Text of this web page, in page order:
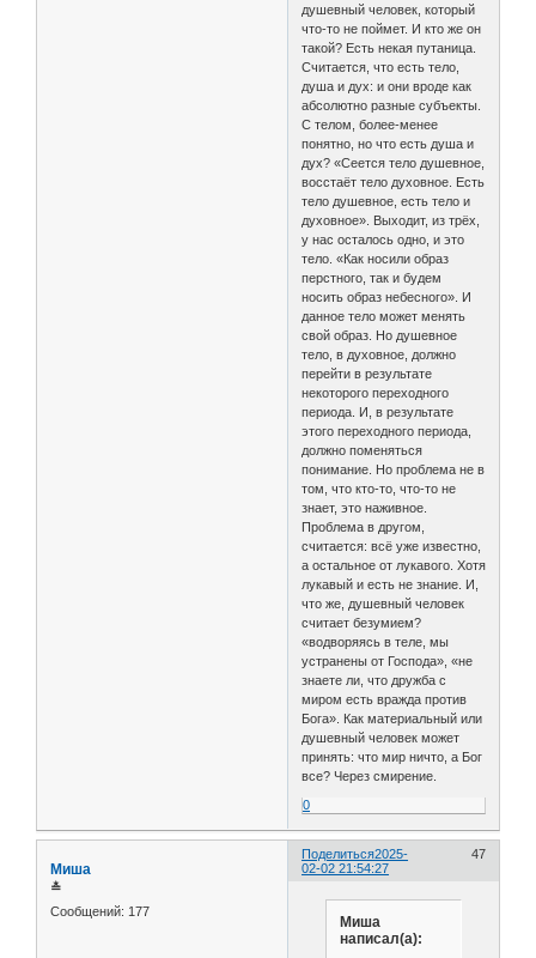
душевный человек, который
что-то не поймет. И кто же он
такой? Есть некая путаница.
Считается, что есть тело,
душа и дух: и они вроде как
абсолютно разные субъекты.
С телом, более-менее
понятно, но что есть душа и
дух? «Сеется тело душевное,
восстаёт тело духовное. Есть
тело душевное, есть тело и
духовное». Выходит, из трёх,
у нас осталось одно, и это
тело. «Как носили образ
перстного, так и будем
носить образ небесного». И
данное тело может менять
свой образ. Но душевное
тело, в духовное, должно
перейти в результате
некоторого переходного
периода. И, в результате
этого переходного периода,
должно поменяться
понимание. Но проблема не в
том, что кто-то, что-то не
знает, это наживное.
Проблема в другом,
считается: всё уже известно,
а остальное от лукавого. Хотя
лукавый и есть не знание. И,
что же, душевный человек
считает безумием?
«водворяясь в теле, мы
устранены от Господа», «не
знаете ли, что дружба с
миром есть вражда против
Бога». Как материальный или
душевный человек может
принять: что мир ничто, а Бог
все? Через смирение.
0
Поделиться 47
2025-
02-02 21:54:27
Миша
≛
Сообщений: 177
Миша
написал(а):